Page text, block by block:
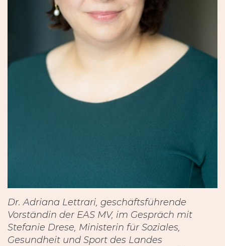
Dr. Adriana Lettrari, geschäftsführende
Vorständin der EAS MV, im Gespräch mit
Stefanie Drese, Ministerin für Soziales,
Gesundheit und Sport des Landes